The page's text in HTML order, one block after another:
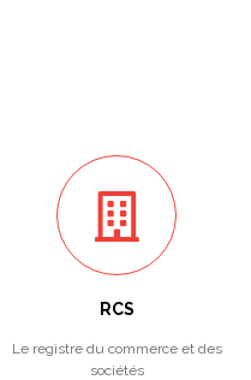
RCS
Le registre du commerce et des
sociétés